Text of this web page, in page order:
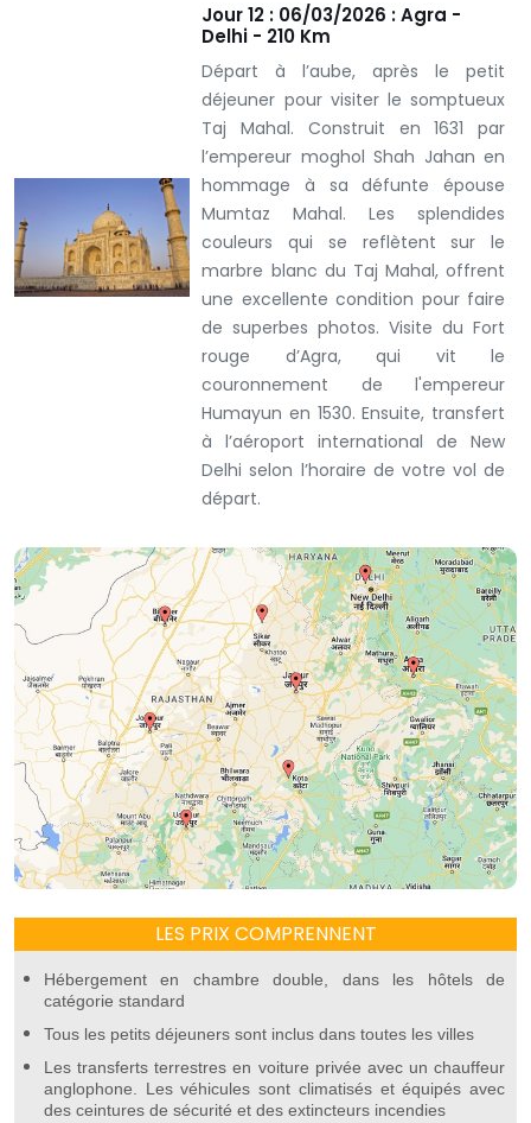
Jour 12 : 06/03/2026 : Agra -
Delhi - 210 Km
Départ à l’aube, après le petit
déjeuner pour visiter le somptueux
Taj Mahal. Construit en 1631 par
l’empereur moghol Shah Jahan en
hommage à sa défunte épouse
Mumtaz Mahal. Les splendides
couleurs qui se reflètent sur le
marbre blanc du Taj Mahal, offrent
une excellente condition pour faire
de superbes photos. Visite du Fort
rouge d’Agra, qui vit le
couronnement de l'empereur
Humayun en 1530. Ensuite, transfert
à l’aéroport international de New
Delhi selon l’horaire de votre vol de
départ.
LES PRIX COMPRENNENT
Hébergement en chambre double, dans les hôtels de
catégorie standard
Tous les petits déjeuners sont inclus dans toutes les villes
Les transferts terrestres en voiture privée avec un chauffeur
anglophone. Les véhicules sont climatisés et équipés avec
des ceintures de sécurité et des extincteurs incendies